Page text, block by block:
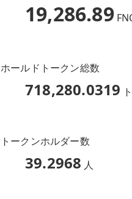
19,286.89
ホールドトークン総数
718,280.0319
トークンホルダー数
39.2968 人